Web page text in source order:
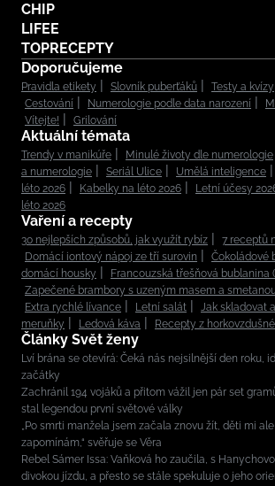
CHIP
LIFEE
TOPRECEPTY
Doporučujeme
Pravidla etikety Slovník puberťáků Testy a kvízy
Cestování
Numerologie podle data narození
Vítejte!
Grilování
Aktuální témata
Trendy v manikúře Minulé životy dle numerologie
a numerologie
Seriál Ulice Umělá inteligence
léto 2026
Kabelky na léto 2026 Letní účesy
léto 2026
Vaření a recepty
30 nejlepších způsobů, jak využít rybíz
7 receptů
Domácí iontový nápoj ze tří surovin
Čokoládové
domácí housky
Francouzská třešňová bublanina
Zapečené brambory s uzeným masem a
Extra rychlé lívance
Letní salát
Jak skladovat
meruňky
Ledová káva Recepty z
Články Svět ženy
Lví brána se otevírá: Čeká nás nejsilnější den roku,
začátky
Zachránil 194 vojáků a přitom vážil jen pár set
stal legendou první světové války
„Po smrti manžela jsem začala znovu žít, děti mi
zapomínám,“ svěřuje se Věra
Rebel Sámer Issa: Vaňková ho zaučila, s
divokou jízdu, a přesto se stále spekuluje o jeho